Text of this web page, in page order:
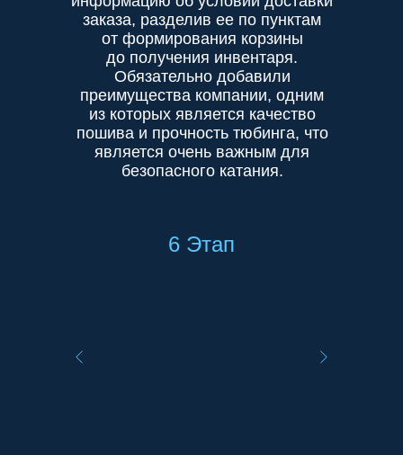
заказа, разделив ее по пунктам
от формирования корзины
до получения инвентаря.
Обязательно добавили
преимущества компании, одним
из которых является качество
пошива и прочность тюбинга, что
является очень важным для
безопасного катания.
6 Этап